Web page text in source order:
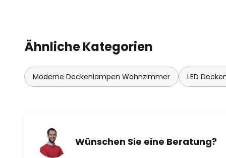
Ähnliche Kategorien
Moderne Deckenlampen Wohnzimmer LED
Wünschen Sie eine Beratung?